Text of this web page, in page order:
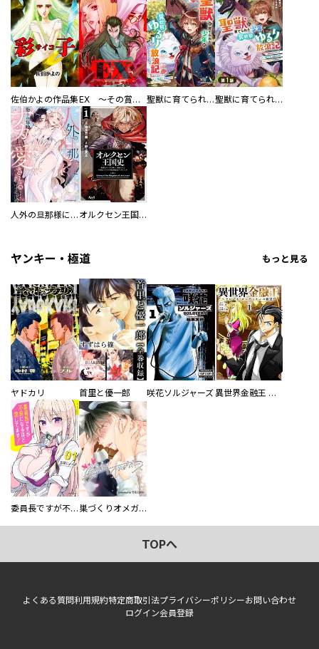
佐伯かよの作品集 EX ～その賞金稼ぎは、世界の出口を探す～【単行本版】 聖獣に育てられた少年の異世界ゆるり放浪記～神様からもらったチート魔法で、仲間たちとスローライフを満喫中～ 聖獣に育てられた少年の異世界ゆるり放浪記～神様からもらったチート魔法で、仲間たちとスローライフを満喫中～【分冊版】
人外の旦那様に娶られ毎晩ナカまで愛される…。アンソロジー オルクセン王国史
ヤンキー・極道 もっと見る
ヤドカリ 首里と優一郎 咲花ソルジャーズ 異世界金融王 ～クローネ・ゴルディオンの覇道～
委員長ですが不良になるほど恋してます！ 巣づくりオメガバース
TOPへ
よくある質問利用規約特定商取引法プライバシーポリシーお問い合わせ
ログイン会員登録